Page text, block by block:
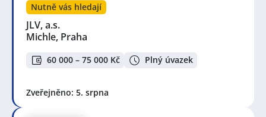
Nutně vás hledají
JLV, a.s.
Michle, Praha
60 000 – 75 000 Kč Plný úvazek
Zveřejněno: 5. srpna